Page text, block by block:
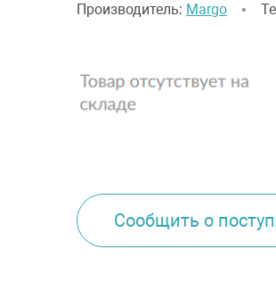
Производитель: Margo •
Сообщить о